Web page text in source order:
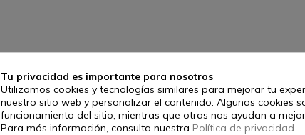
De acero
El peso
Tu privacidad es importante para nosotros
Utilizamos cookies y tecnologías similares para mejorar tu
nuestro sitio web y personalizar el contenido. Algunas cookies
funcionamiento del sitio, mientras que otras nos ayudan a
Para más información, consulta nuestra Política de privacidad